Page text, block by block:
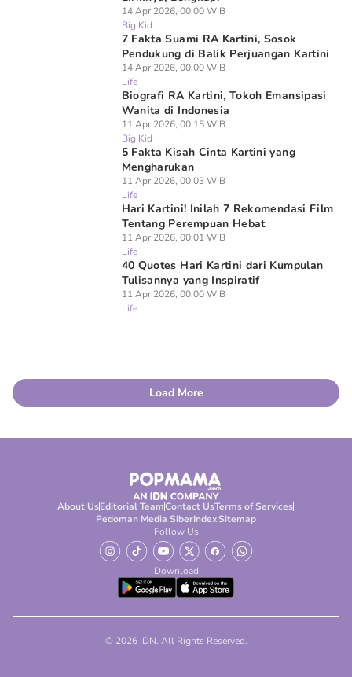
14 Apr 2026, 00:00 WIB
Big Kid
7 Fakta Suami RA Kartini, Sosok
Pendukung di Balik Perjuangan Kartini
14 Apr 2026, 00:00 WIB
Life
Biografi RA Kartini, Tokoh Emansipasi
Wanita di Indonesia
11 Apr 2026, 00:15 WIB
Big Kid
5 Fakta Kisah Cinta Kartini yang
Mengharukan
11 Apr 2026, 00:03 WIB
Life
Hari Kartini! Inilah 7 Rekomendasi Film
Tentang Perempuan Hebat
11 Apr 2026, 00:01 WIB
Life
40 Quotes Hari Kartini dari Kumpulan
Tulisannya yang Inspiratif
11 Apr 2026, 00:00 WIB
Life
Load More
About UsEditorial TeamContact UsTerms of Services
Pedoman Media SiberIndexSitemap
Follow Us
Download
© 2026 IDN. All Rights Reserved.